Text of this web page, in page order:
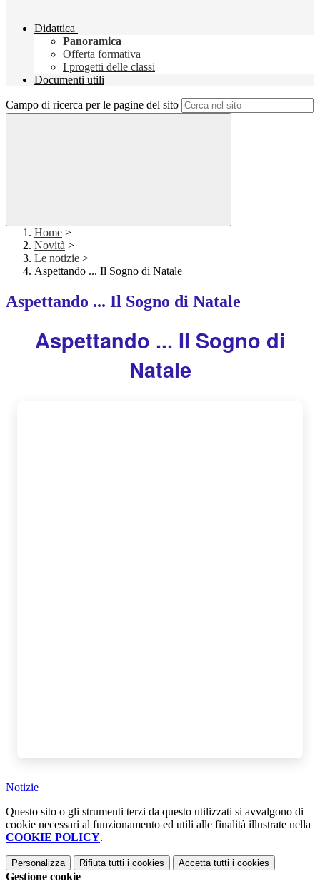
Didattica
Panoramica
Offerta formativa
I progetti delle classi
Documenti utili
Campo di ricerca per le pagine del sito
Home >
Novità >
Le notizie >
Aspettando ... Il Sogno di Natale
Aspettando ... Il Sogno di Natale
Aspettando ... Il Sogno di
Natale
Notizie
Questo sito o gli strumenti terzi da questo utilizzati si avvalgono di
cookie necessari al funzionamento ed utili alle finalità illustrate nella
COOKIE POLICY.
Personalizza Rifiuta tutti i cookies Accetta tutti i cookies
Gestione cookie